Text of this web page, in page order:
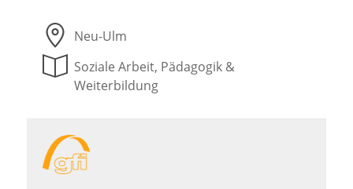
Neu-Ulm
Soziale Arbeit, Pädagogik &
Weiterbildung